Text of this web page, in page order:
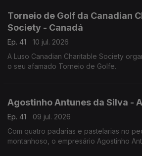
Torneio de Golf da Canadian
Society - Canadá
Ep. 41
10 jul. 2026
A Luso Canadian Charitable Society
o seu afamado Torneio de Golfe.
Agostinho Antunes da Silva -
Ep. 41
09 jul. 2026
Com quatro padarias e pastelarias no
montanhoso, o empresário Agostinho